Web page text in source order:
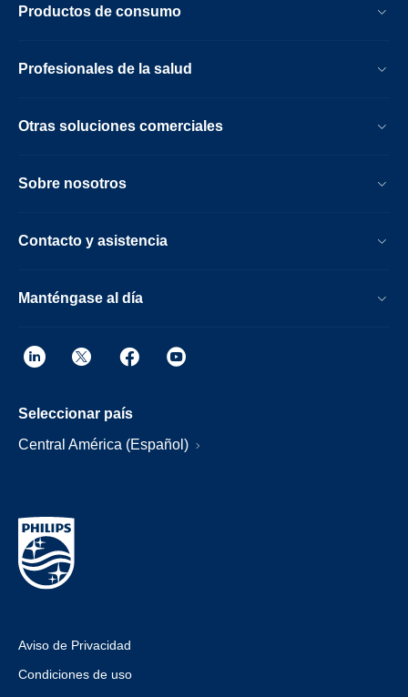
Productos de consumo
Profesionales de la salud
Otras soluciones comerciales
Sobre nosotros
Contacto y asistencia
Manténgase al día
Seleccionar país
Central América (Español)
Aviso de Privacidad
Condiciones de uso